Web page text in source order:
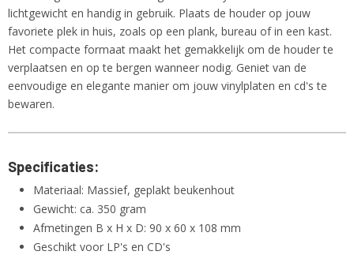
lichtgewicht en handig in gebruik. Plaats de houder op jouw
favoriete plek in huis, zoals op een plank, bureau of in een kast.
Het compacte formaat maakt het gemakkelijk om de houder te
verplaatsen en op te bergen wanneer nodig. Geniet van de
eenvoudige en elegante manier om jouw vinylplaten en cd's te
bewaren.
Specificaties:
Materiaal: Massief, geplakt beukenhout
Gewicht: ca. 350 gram
Afmetingen B x H x D: 90 x 60 x 108 mm
Geschikt voor LP's en CD's